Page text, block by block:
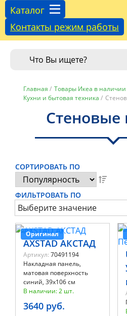
Каталог
Контакты режим работы
Главная / Товары Икеа в наличии
Кухни и бытовая техника /
Стеновые
СОРТИРОВАТЬ ПО
ФИЛЬТРОВАТЬ ПО
Выберите значение
Оригинал
AXSTAD АКСТАД
Артикул: 70491194
Накладная панель,
матовая поверхность
синий, 39x106 см
В наличии: 2 шт.
3640 руб.